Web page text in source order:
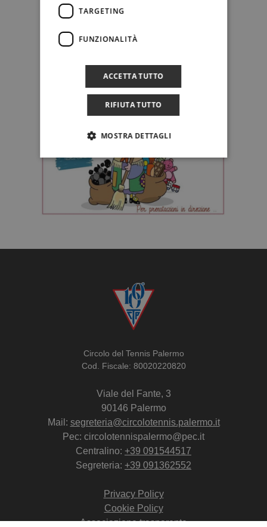
Circolo del Tennis Palermo
Cod. Fiscale: 80020220820
Viale del Fante, 3
90146 Palermo
Mail: segreteria@circolotennis.palermo.it
Pec: circolotennispalermo@pec.it
Centralino: +39 091544517
Segreteria: +39 091362552
Privacy Policy
Cookie Policy
Associazione trasparente
TARGETING
FUNZIONALITÀ
ACCETTA TUTTO
RIFIUTA TUTTO
MOSTRA DETTAGLI